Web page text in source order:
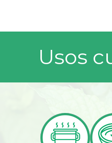
Usos